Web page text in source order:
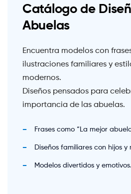
Catálogo de
Abuelas
Encuentra modelos con
ilustraciones familiares y
modernos.
Diseños pensados para
importancia de las abuelas.
Frases como “La mejor
Diseños familiares con hijos y
Modelos divertidos y emotivos.